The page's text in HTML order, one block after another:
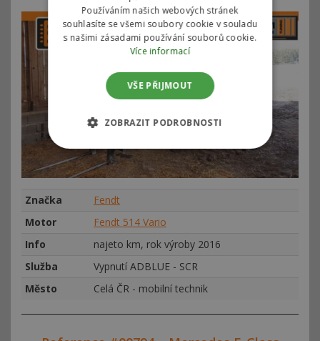
Značka
Fendt
Motor
Fendt 514 Vario
Info
najeto km, rok výroby 2016
Služba
Vypnutí ADBLUE - SCR
Město
Celá ČR - mobilní technik
Používáním našich webových stránek
souhlasíte se všemi soubory cookie v souladu
s našimi zásadami používání souborů cookie.
Více informací
VŠE PŘIJMOUT
ZOBRAZIT PODROBNOSTI